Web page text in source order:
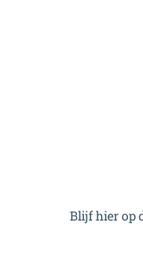
Blijf hier op